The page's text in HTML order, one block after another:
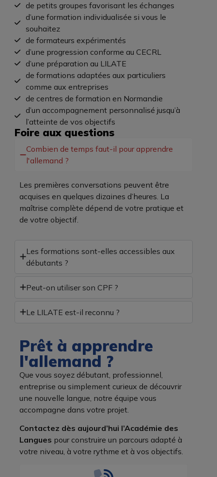
de petits groupes favorisant les échanges
d’une formation individualisée si vous le
souhaitez
de formateurs expérimentés
d’une progression conforme au CECRL
d’une préparation au LILATE
de formations adaptées aux particuliers
comme aux entreprises
de centres de formation en Normandie
d’un accompagnement personnalisé jusqu’à
l’atteinte de vos objectifs
Foire aux questions
Combien de temps faut-il pour apprendre
l'allemand ?
Les premières conversations peuvent être
acquises en quelques dizaines d’heures. La
maîtrise complète dépend de votre pratique et
de votre objectif.
Les formations sont-elles accessibles aux
débutants ?
Peut-on utiliser son CPF ?
Le LILATE est-il reconnu ?
Prêt à apprendre
l'allemand ?
Que vous soyez débutant, professionnel,
entreprise ou simplement curieux de découvrir
une nouvelle langue, notre équipe vous
accompagne dans votre projet.
Contactez dès aujourd’hui l’Académie des
Langues pour construire un parcours adapté à
votre niveau, à votre rythme et à vos objectifs.